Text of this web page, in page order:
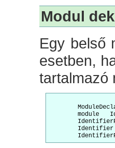
Modul
Egy belső
esetben,
tartalmazó